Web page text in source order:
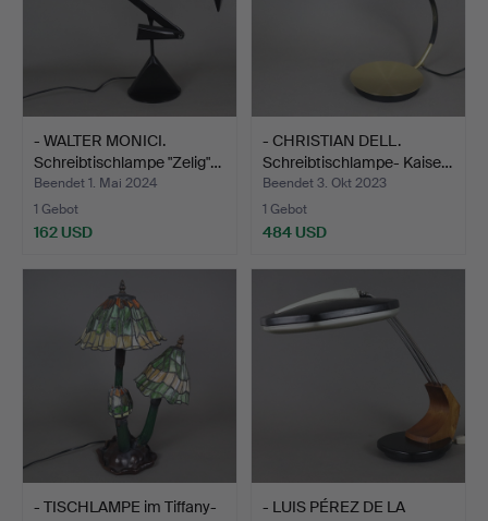
- WALTER MONICI.
Schreibtischlampe "Zelig"…
Beendet 1. Mai 2024
1 Gebot
162 USD
- CHRISTIAN DELL.
Schreibtischlampe- Kaise…
Beendet 3. Okt 2023
1 Gebot
484 USD
- TISCHLAMPE im Tiffany-
- LUIS PÉREZ DE LA